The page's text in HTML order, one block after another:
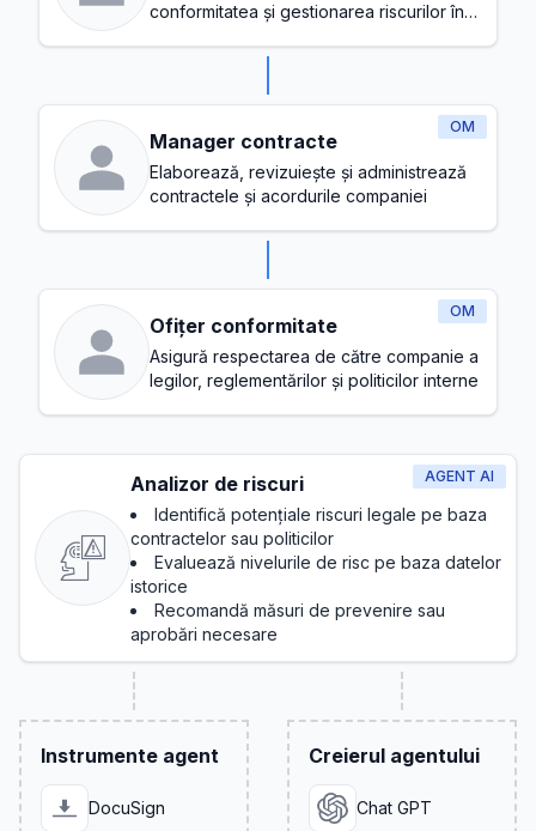
conformitatea și gestionarea riscurilor în
OM
Manager contracte
Elaborează, revizuiește și administrează
contractele și acordurile companiei
OM
Ofițer conformitate
Asigură respectarea de către companie a
legilor, reglementărilor și politicilor interne
AGENT AI
Analizor de riscuri
Identifică potențiale riscuri legale pe baza
contractelor sau politicilor
Evaluează nivelurile de risc pe baza datelor
istorice
Recomandă măsuri de prevenire sau
aprobări necesare
Instrumente agent
DocuSign
Creierul agentului
Chat GPT